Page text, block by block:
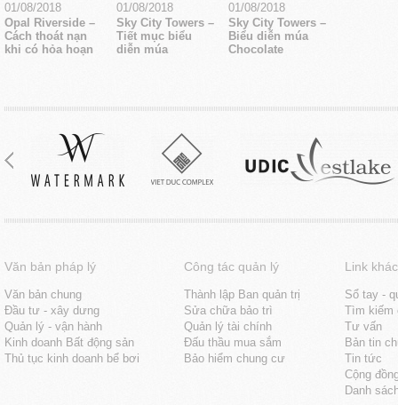
01/08/2018
Opal Riverside –
Cách thoát nạn
khi có hỏa hoạn
01/08/2018
Sky City Towers –
Tiết mục biểu
diễn múa
01/08/2018
Sky City Towers –
Biểu diễn múa
Chocolate
Văn bản pháp lý
Văn bản chung
Đầu tư - xây dưng
Quản lý - vận hành
Kinh doanh Bất động sản
Thủ tục kinh doanh bể bơi
Công tác quản lý
Thành lập Ban quản trị
Sửa chữa bảo trì
Quản lý tài chính
Đấu thầu mua sắm
Bảo hiểm chung cư
Link khác
Sổ tay -
Tìm kiếm
Tư vấn
Bản tin
Tin tức
Cộng
Danh